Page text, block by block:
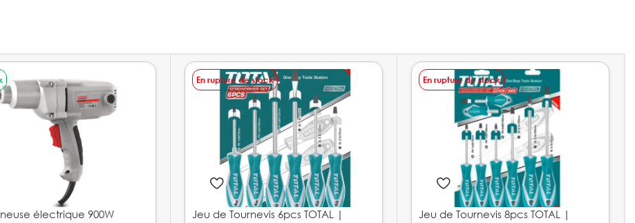
électrique 900W
En rupture de stock
Jeu de Tournevis 6pcs TOTAL |
En rupture de stock
Jeu de Tournevis 8pcs TOTAL |